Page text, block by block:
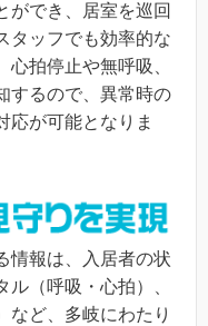
ができ、居室を巡回
タッフでも効率的な
拍停止や無呼吸、
するので、異常時の
応が可能となりま
情報は、入居者の状
（呼吸・心拍）、
など、多岐にわたり